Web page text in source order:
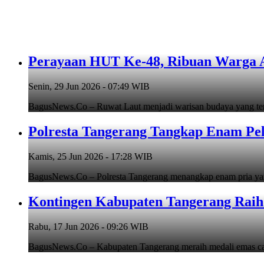
Perayaan HUT Ke-48, Ribuan
Senin, 29 Jun 2026 - 07:49 WIB
BagusNews.Co – Ruwat Laut menjadi warisan budaya yang
Polresta Tangerang Tangkap Enam
Kamis, 25 Jun 2026 - 17:28 WIB
BagusNews.Co – Polresta Tangerang menangkap enam pria
Kontingen Kabupaten Tangerang
Rabu, 17 Jun 2026 - 09:26 WIB
BagusNews.Co – Kabupaten Tangerang meraih medali